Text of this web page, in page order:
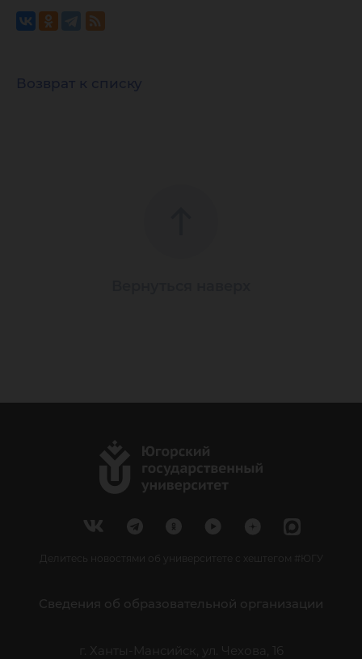
Возврат к списку
Делитесь новостями об университете с хештегом #ЮГУ
Сведения об образовательной организации
г. Ханты-Мансийск, ул. Чехова, 16